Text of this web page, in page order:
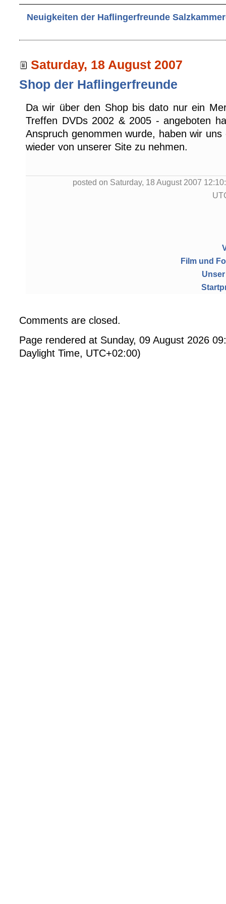
Neuigkeiten der Haflingerfreunde
Saturday, 18 August 2007
Shop der Haflingerfreunde
Da wir über den Shop bis dato nur ein
Treffen DVDs 2002 & 2005 - angeboten
Anspruch genommen wurde, haben wir
wieder von unserer Site zu nehmen.
posted on Saturday, 18 August 2007
Film und
Comments are closed.
Page rendered at Sunday, 09 August 2026
Daylight Time, UTC+02:00)